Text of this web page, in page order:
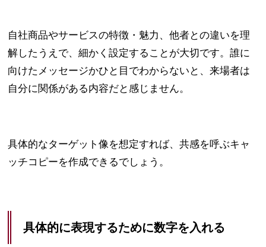
自社商品やサービスの特徴・魅力、他者との違いを理
解したうえで、細かく設定することが大切です。誰に
向けたメッセージかひと目でわからないと、来場者は
自分に関係がある内容だと感じません。
具体的なターゲット像を想定すれば、共感を呼ぶキャ
ッチコピーを作成できるでしょう。
具体的に表現するために数字を入れる